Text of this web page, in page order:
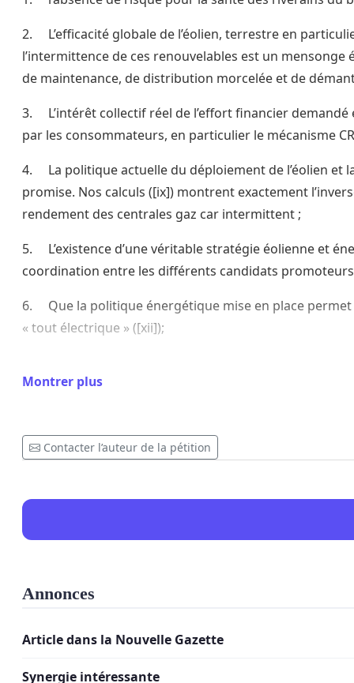
2. L’efficacité globale de l’éolien, terrestre en
l’intermittence de ces renouvelables est un
de maintenance, de distribution morcelée et de
3. L’intérêt collectif réel de l’effort financier
par les consommateurs, en particulier le mécanisme
4. La politique actuelle du déploiement de l’éolien et
promise. Nos calculs ([ix]) montrent exactement
rendement des centrales gaz car intermittent ;
5. L’existence d’une véritable stratégie éolienne et
coordination entre les différents candidats
6. Que la politique énergétique mise en place permet
« tout électrique » ([xii]);
9. Que la faune et la flore seront préservées, sans
déchets actuels comme combustible, ou la fusion
Sources et références bibliographiques
Montrer plus
Contacter l’auteur de la pétition
Annonces
Article dans la Nouvelle Gazette
Synergie intéressante